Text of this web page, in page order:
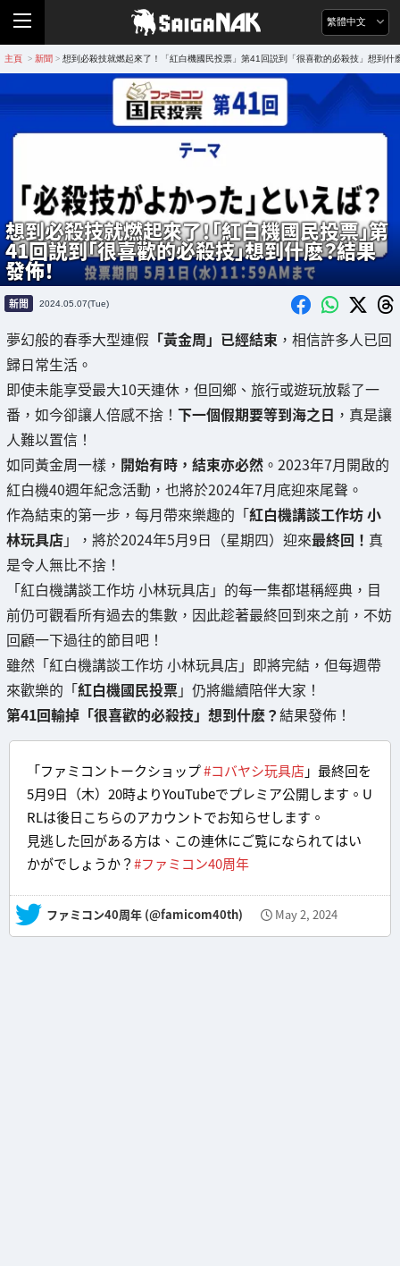
繁體中文
主頁 > 新聞 > 想到必殺技就燃起來了！「紅白機國民投票」第41回説到「很喜歡的必殺技」想到什
想到必殺技就燃起來了！「紅白機國民投票」第
41回説到「很喜歡的必殺技」想到什麽？結果
發佈！
新聞 2024.05.07(Tue)
夢幻般的春季大型連假 「黃金周」已經結束 ，相信許多人已回
歸日常生活。
即使未能享受最大10天連休，但回鄉、旅行或遊玩放鬆了一
番，如今卻讓人倍感不捨！ 下一個假期要等到海之日 ，真是讓
人難以置信！
如同黃金周一樣， 開始有時，結束亦必然 。2023年7月開啟的
紅白機40週年紀念活動，也將於2024年7月底迎來尾聲。
作為結束的第一步，每月帶來樂趣的「紅白機講談工作坊 小
林玩具店」，將於2024年5月9日（星期四）迎來最終回！ 真
是令人無比不捨！
「紅白機講談工作坊 小林玩具店」的每一集都堪稱經典，目
前仍可觀看所有過去的集數，因此趁著最終回到來之前，不妨
回顧一下過往的節目吧！
雖然「紅白機講談工作坊 小林玩具店」即將完結，但每週帶
來歡樂的「紅白機國民投票」仍將繼續陪伴大家！
第41回輸掉「很喜歡的必殺技」想到什麽？結果發佈！
「ファミコントークショップ#コバヤシ玩具店 」最終回を
5月9日（木）20時よりYouTubeでプレミア公開します。U
RLは後日こちらのアカウントでお知らせします。
見逃した回がある方は、この連休にご覧になられてはい
かがでしょうか？#ファミコン40周年
— ファミコン40周年 (@famicom40th) May 2, 2024